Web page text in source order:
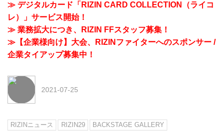
≫ デジタルカード「RIZIN CARD COLLECTION（ライコ
レ）」サービス開始！
≫ 業務拡大につき、RIZIN FFスタッフ募集！
≫【企業様向け】大会、RIZINファイターへのスポンサー /
企業タイアップ募集中！
2021-07-25
RIZINニュース RIZIN29 BACKSTAGE GALLERY